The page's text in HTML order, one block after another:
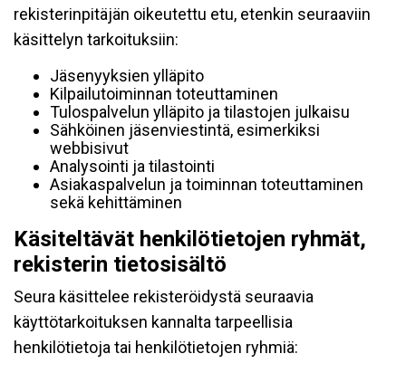
rekisterinpitäjän oikeutettu etu, etenkin seuraaviin
käsittelyn tarkoituksiin:
Jäsenyyksien ylläpito
Kilpailutoiminnan toteuttaminen
Tulospalvelun ylläpito ja tilastojen julkaisu
Sähköinen jäsenviestintä, esimerkiksi
webbisivut
Analysointi ja tilastointi
Asiakaspalvelun ja toiminnan toteuttaminen
sekä kehittäminen
Käsiteltävät henkilötietojen ryhmät,
rekisterin tietosisältö
Seura käsittelee rekisteröidystä seuraavia
käyttötarkoituksen kannalta tarpeellisia
henkilötietoja tai henkilötietojen ryhmiä: